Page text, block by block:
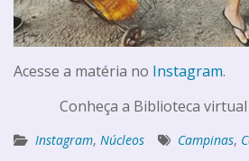
Acesse a matéria no Instagram.
Conheça a Biblioteca virtual
Instagram, Núcleos Campinas,